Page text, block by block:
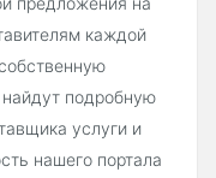
каждой
найдут подробную
услуги и
нашего портала